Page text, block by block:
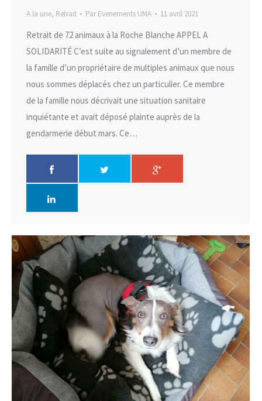
A la une, Retrait Par Evenements UMA 11 avril 2021
Retrait de 72 animaux à la Roche Blanche APPEL A
SOLIDARITÉ C’est suite au signalement d’un membre de
la famille d’un propriétaire de multiples animaux que nous
nous sommes déplacés chez un particulier. Ce membre
de la famille nous décrivait une situation sanitaire
inquiétante et avait déposé plainte auprès de la
gendarmerie début mars. Ce…